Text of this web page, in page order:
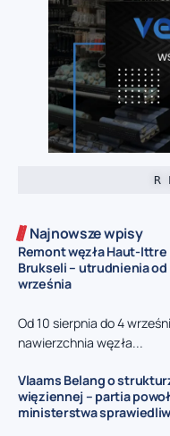
R
Najnowsze wpisy
Remont węzła Haut-
Brukseli – utrudnienia od
września
Od 10 sierpnia do 4
nawierzchnia węzła...
Vlaams Belang o
więziennej – partia
ministerstwa